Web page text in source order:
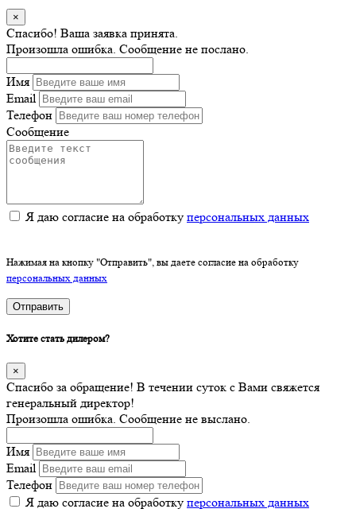
×
Спасибо! Ваша заявка принята.
Произошла ошибка. Сообщение не послано.
Имя
Email
Телефон
Сообщение
Я даю согласие на обработку персональных данных
Нажимая на кнопку "Отправить", вы даете согласие на обработку
персональных данных
Отправить
Хотите стать дилером?
×
Спасибо за обращение! В течении суток с Вами свяжется
генеральный директор!
Произошла ошибка. Сообщение не выслано.
Имя
Email
Телефон
Я даю согласие на обработку персональных данных